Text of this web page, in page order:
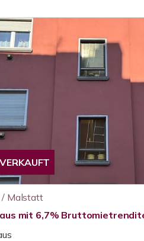
VERKAUFT
/ Malstatt
mit 6,7%